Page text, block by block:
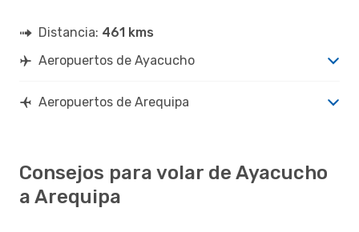
Distancia: 461 kms
Aeropuertos de Ayacucho
Aeropuertos de Arequipa
Consejos para volar de Ayacucho
a Arequipa